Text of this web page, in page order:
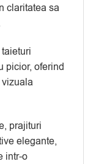
claritatea sa
picior, oferind
prajituri
elegante,
intr-o